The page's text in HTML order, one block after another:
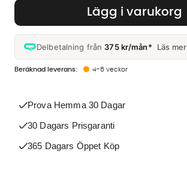
Lägg i varukorg
Delbetalning från 375 kr/mån* Läs mer
4-6 veckor
Prova Hemma 30 Dagar
30 Dagars Prisgaranti
365 Dagars Öppet Köp